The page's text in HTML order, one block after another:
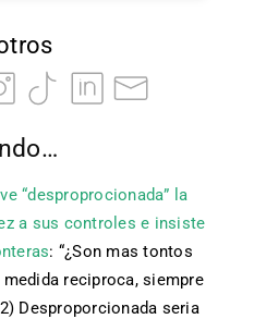
“desproprocionada” la
a sus controles e insiste
: “¿Son mas tontos
medida reciproca, siempre
Desproporcionada seria